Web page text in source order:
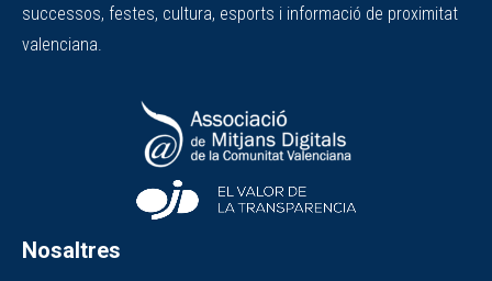
successos, festes, cultura, esports i informació de proximitat
valenciana.
Nosaltres